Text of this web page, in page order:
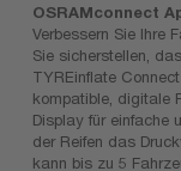
OSRAMconnect
Verbessern Sie Ihre
Sie sicherstellen,
TYREinflate
kompatible, digitale
Display für einfache
der Reifen das
kann bis zu 5